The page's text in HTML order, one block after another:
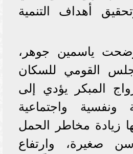
أهداف التنمية
ياسمين جوهر،
القومي للسكان
المبكر يؤدي إلى
ونفسية واجتماعية
زيادة مخاطر الحمل
صغيرة، وارتفاع